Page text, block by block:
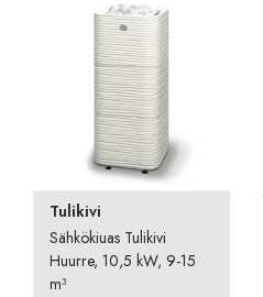
Tulikivi
Sähkökiuas Tulikivi
Huurre, 10,5 kW, 9-15
m³